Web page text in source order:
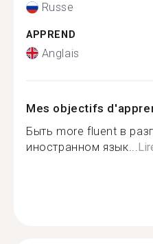
Russe
APPREND
Anglais
Mes objectifs
Быть more fluent в
иностранном язык...